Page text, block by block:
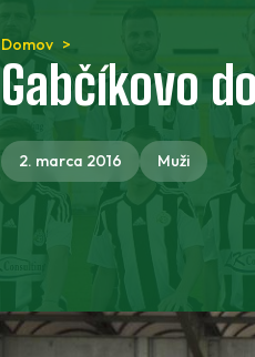
Domov
Gabčíkovo
2. marca 2016 Muži